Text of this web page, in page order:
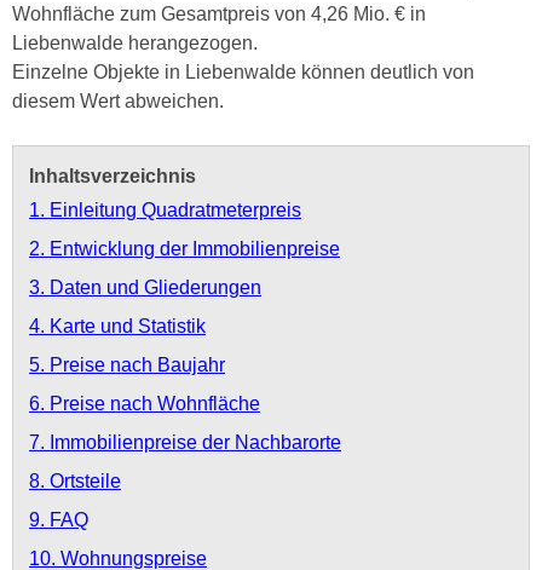
Wohnfläche zum Gesamtpreis von 4,26 Mio. € in
Liebenwalde herangezogen.
Einzelne Objekte in Liebenwalde können deutlich von
diesem Wert abweichen.
Inhaltsverzeichnis
1. Einleitung Quadratmeterpreis
2. Entwicklung der Immobilienpreise
3. Daten und Gliederungen
4. Karte und Statistik
5. Preise nach Baujahr
6. Preise nach Wohnfläche
7. Immobilienpreise der Nachbarorte
8. Ortsteile
9. FAQ
10. Wohnungspreise